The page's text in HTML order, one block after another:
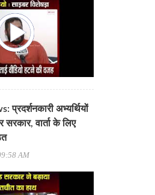
अभ्यर्थियों
सरकार, वार्ता के लिए
AM